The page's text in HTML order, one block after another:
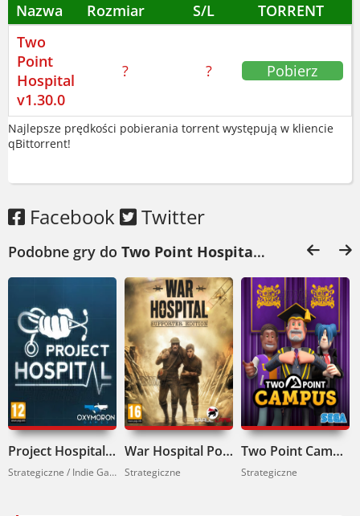
Ekonomia gry jest surowa. Brakuje
gotówki - szpital stoi. Zadowolenie
personelu spada - strajk gotowy. Bywa.
Starasz się balansować wszystko naraz.
Gra dostępna jest po polsku, angielsku,
niemiecku i w innych językach.
prestiż. I tyle.
Idealna dla fanów symulatorów
zarządzania, którzy lubią humor i
konkretne wyzwania.
Nazwa
Rozmiar S/L
TORRENT
Two
Point
Hospital
v1.30.0
? ? Pobierz
Najlepsze prędkości pobierania torrent występują w kliencie
qBittorrent!
Facebook Twitter
Podobne gry do Two Point Hospital Pobierz :
Project Hospital Pobierz
Strategiczne / Indie Games
War Hospital Pobierz
Strategiczne
Two Point Campus Pobierz
Strategiczne